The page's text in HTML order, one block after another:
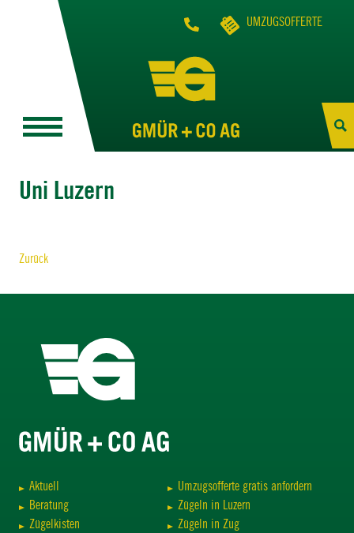
UMZUGSOFFERTE
Uni Luzern
Zurück
Aktuell
Beratung
Zügelkisten
Umzugsofferte gratis anfordern
Zügeln in Luzern
Zügeln in Zug